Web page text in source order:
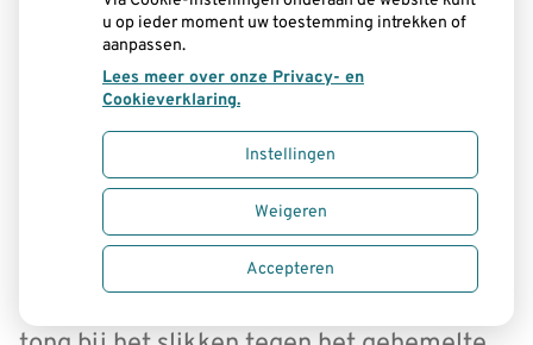
Verzorging bij het wisselen
Veel peuters zuigen op hun duim, speen of
vinger. Sommige kinderen persen hun
u op ieder moment uw toestemming intrekken of
aanpassen.
Lees meer over onze Privacy- en
Cookieverklaring.
Instellingen
Weigeren
Accepteren